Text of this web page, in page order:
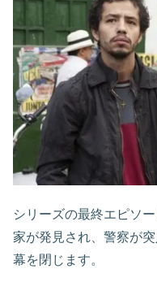
シリーズの最終エピソ
家が発見され、警察が
幕を閉じます。